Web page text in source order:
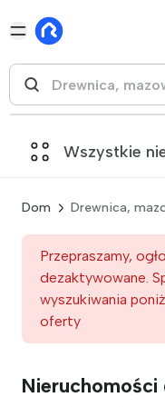
Wszystkie
Dom Drewnica,
Przepraszamy,
dezaktywowane.
wyszukiwania
oferty